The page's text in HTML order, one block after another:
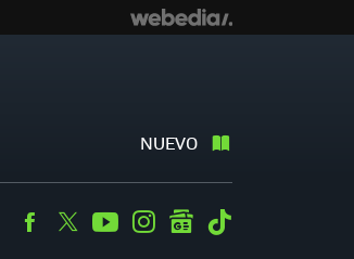
NUEVO
Facebook
TwitterYoutubeInstagramgooglenews